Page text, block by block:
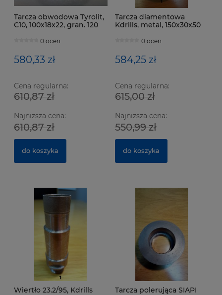
Tarcza obwodowa Tyrolit,
C10, 100x18x22, gran. 120
0 ocen
580,33 zł
Cena regularna:
610,87 zł
Najniższa cena:
610,87 zł
do koszyka
Tarcza diamentowa
Kdrills, metal, 150x30x50
0 ocen
584,25 zł
Cena regularna:
615,00 zł
Najniższa cena:
550,99 zł
do koszyka
Wiertło 23.2/95, Kdrills
Tarcza polerująca SIAPI